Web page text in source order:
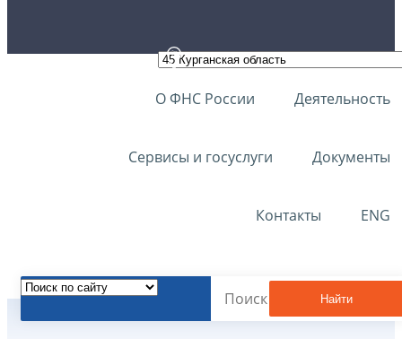
О ФНС России Деятельность
Сервисы и госуслуги Документы
Контакты ENG
Найти